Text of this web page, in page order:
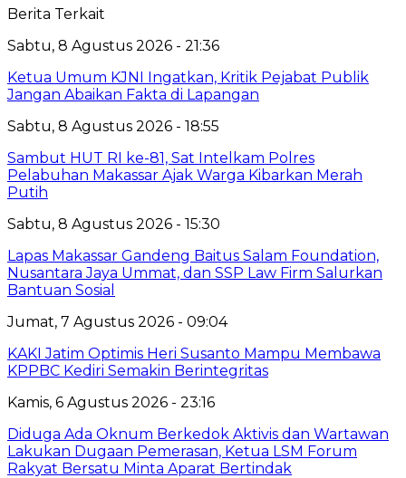
Berita Terkait
Sabtu, 8 Agustus 2026 - 21:36
Ketua Umum KJNI Ingatkan, Kritik Pejabat Publik
Jangan Abaikan Fakta di Lapangan
Sabtu, 8 Agustus 2026 - 18:55
Sambut HUT RI ke-81, Sat Intelkam Polres
Pelabuhan Makassar Ajak Warga Kibarkan Merah
Putih
Sabtu, 8 Agustus 2026 - 15:30
Lapas Makassar Gandeng Baitus Salam Foundation,
Nusantara Jaya Ummat, dan SSP Law Firm Salurkan
Bantuan Sosial
Jumat, 7 Agustus 2026 - 09:04
KAKI Jatim Optimis Heri Susanto Mampu Membawa
KPPBC Kediri Semakin Berintegritas
Kamis, 6 Agustus 2026 - 23:16
Diduga Ada Oknum Berkedok Aktivis dan Wartawan
Lakukan Dugaan Pemerasan, Ketua LSM Forum
Rakyat Bersatu Minta Aparat Bertindak